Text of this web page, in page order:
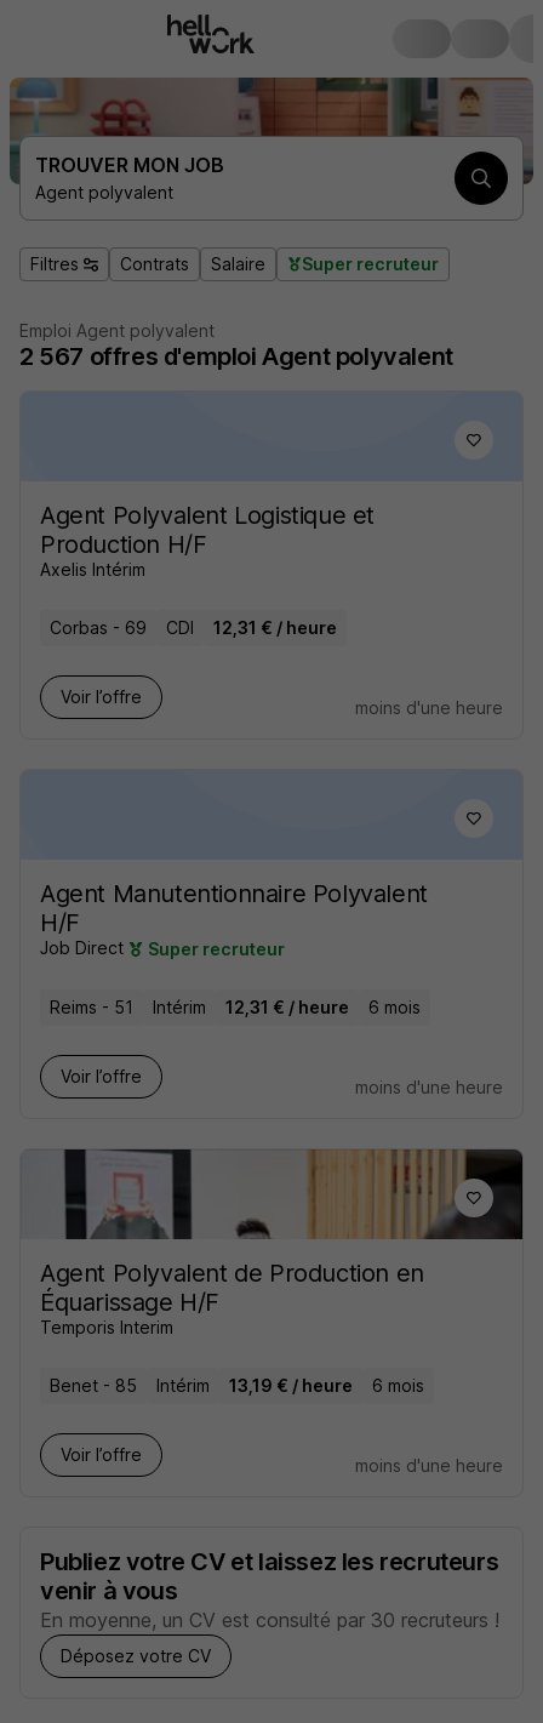
TROUVER MON JOB
Agent polyvalent
Filtres Contrats Salaire Super recruteur
Emploi Agent polyvalent
2 567 offres d'emploi Agent polyvalent
Agent Polyvalent Logistique et
Production H/F
Axelis Intérim
Corbas - 69 CDI 12,31 € / heure
Voir l’offre
moins d'une heure
Agent Manutentionnaire Polyvalent
H/F
Job Direct Super recruteur
Reims - 51 Intérim 12,31 € / heure 6 mois
Voir l’offre
moins d'une heure
Agent Polyvalent de Production en
Équarissage H/F
Temporis Interim
Benet - 85 Intérim 13,19 € / heure 6 mois
Voir l’offre
moins d'une heure
Publiez votre CV et laissez les recruteurs
venir à vous
En moyenne, un CV est consulté par 30 recruteurs !
Déposez votre CV